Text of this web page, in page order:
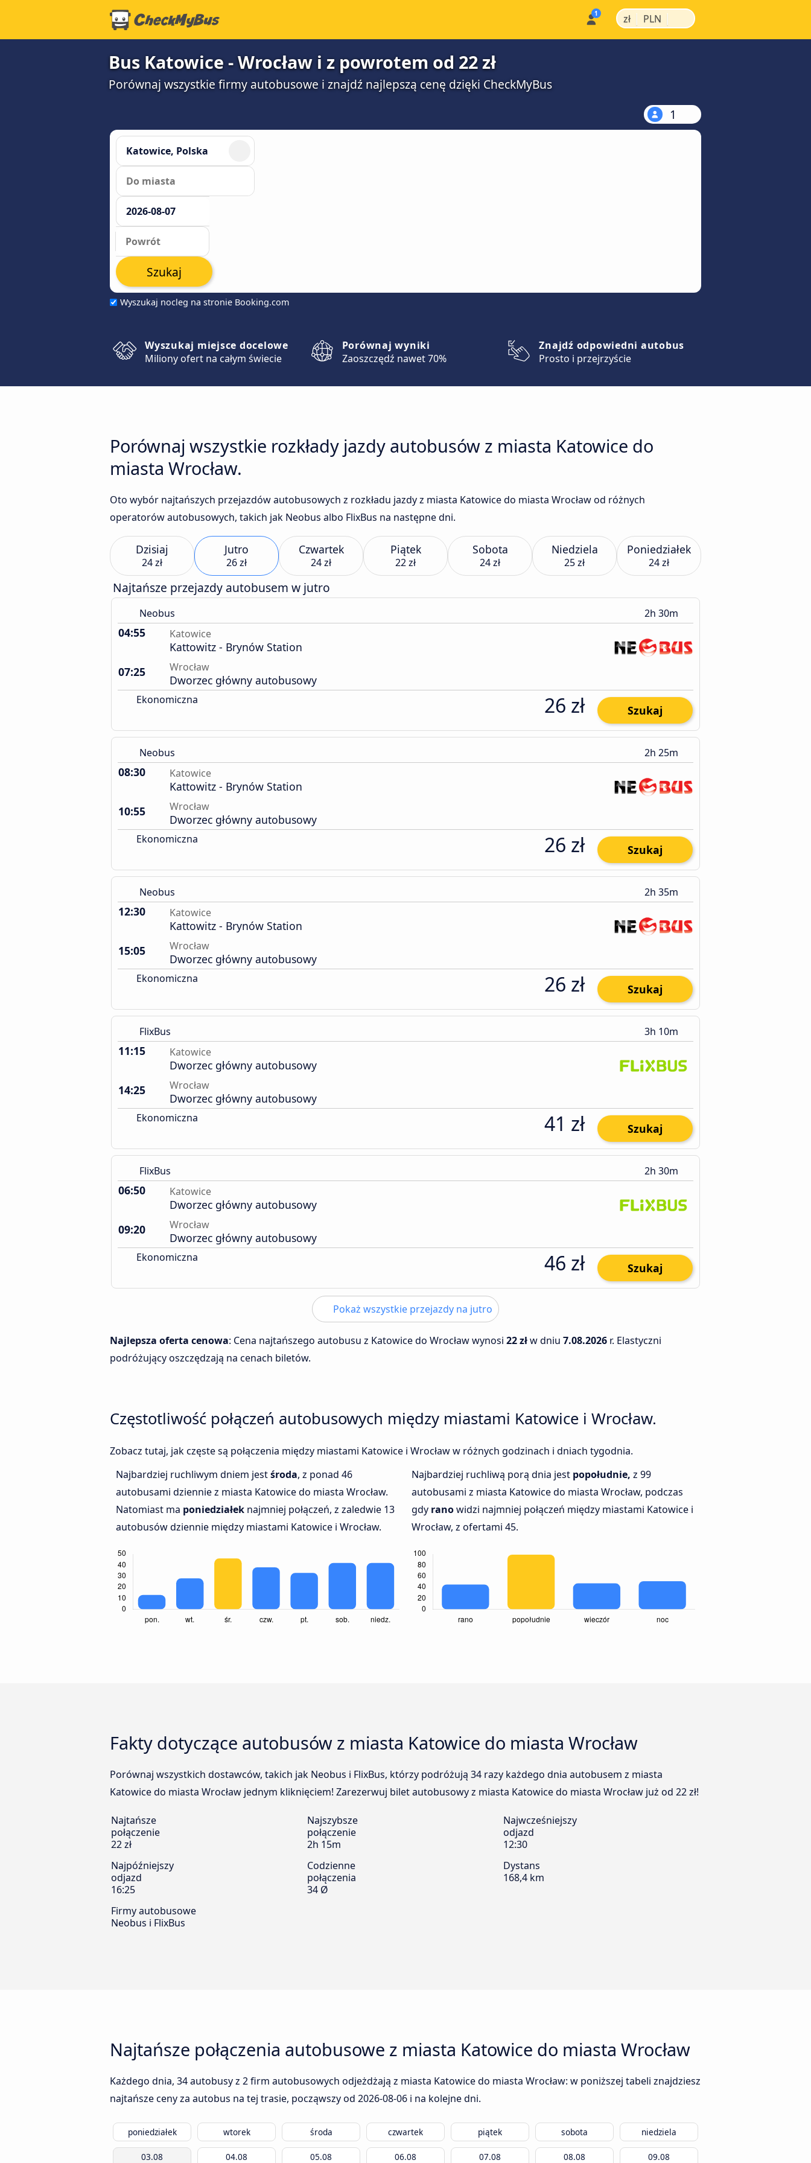
zł | PLN |
Bus Katowice - Wrocław i z powrotem od 22 zł
Porównaj wszystkie firmy autobusowe i znajdź najlepszą cenę dzięki CheckMyBus
1
Wyszukaj nocleg na stronie Booking.com
Szukaj
Wyszukaj miejsce docelowe
Miliony ofert na całym świecie
Porównaj wyniki
Zaoszczędź nawet 70%
Znajdź odpowiedni autobus
Prosto i przejrzyście
Porównaj wszystkie rozkłady jazdy autobusów z miasta Katowice do
miasta Wrocław.
Oto wybór najtańszych przejazdów autobusowych z rozkładu jazdy z miasta Katowice do miasta Wrocław od różnych
operatorów autobusowych, takich jak Neobus albo FlixBus na następne dni.
Dzisiaj
24 zł
Jutro
26 zł
Czwartek
24 zł
Piątek
22 zł
Sobota
24 zł
Niedziela
25 zł
Poniedziałek
24 zł
Najtańsze przejazdy autobusem w jutro
Neobus 2h 30m
04:55 Katowice
Kattowitz - Brynów Station
07:25
Wrocław
Dworzec główny autobusowy
Ekonomiczna 26 zł Szukaj
Neobus 2h 25m
08:30 Katowice
Kattowitz - Brynów Station
10:55
Wrocław
Dworzec główny autobusowy
Ekonomiczna 26 zł Szukaj
Neobus 2h 35m
12:30 Katowice
Kattowitz - Brynów Station
15:05
Wrocław
Dworzec główny autobusowy
Ekonomiczna 26 zł Szukaj
FlixBus 3h 10m
11:15 Katowice
Dworzec główny autobusowy
14:25
Wrocław
Dworzec główny autobusowy
Ekonomiczna 41 zł Szukaj
FlixBus 2h 30m
06:50 Katowice
Dworzec główny autobusowy
09:20
Wrocław
Dworzec główny autobusowy
Ekonomiczna 46 zł Szukaj
Pokaż wszystkie przejazdy na jutro
Najlepsza oferta cenowa: Cena najtańszego autobusu z Katowice do Wrocław wynosi 22 złw dniu 7.08.2026 r. Elastyczni
podróżujący oszczędzają na cenach biletów.
Częstotliwość połączeń autobusowych między miastami Katowice i Wrocław.
Zobacz tutaj, jak częste są połączenia między miastami Katowice i Wrocław w różnych godzinach i dniach tygodnia.
Najbardziej ruchliwym dniem jestśroda, z ponad 46
autobusami dziennie z miasta Katowice do miasta Wrocław.
Natomiast ma poniedziałek najmniej połączeń, z zaledwie 13
autobusów dziennie między miastami Katowice i Wrocław.
Najbardziej ruchliwą porą dnia jest popołudnie, z 99
autobusami z miasta Katowice do miasta Wrocław, podczas
gdy ranowidzi najmniej połączeń między miastami Katowice i
Wrocław, z ofertami 45.
Fakty dotyczące autobusów z miasta Katowice do miasta Wrocław
Porównaj wszystkich dostawców, takich jak Neobus i FlixBus, którzy podróżują 34 razy każdego dnia autobusem z miasta
Katowice do miasta Wrocław jednym kliknięciem! Zarezerwuj bilet autobusowy z miasta Katowice do miasta Wrocław już od 22 zł!
Najtańsze
połączenie
22 zł
Najszybsze
połączenie
2h 15m
Najwcześniejszy
odjazd
12:30
Najpóźniejszy
odjazd
16:25
Codzienne
połączenia
34 Ø
Dystans
168,4 km
Firmy autobusowe
Neobus i FlixBus
Najtańsze połączenia autobusowe z miasta Katowice do miasta Wrocław
Każdego dnia, 34 autobusy z 2 firm autobusowych odjeżdżają z miasta Katowice do miasta Wrocław: w poniższej tabeli znajdziesz
najtańsze ceny za autobus na tej trasie, począwszy od 2026-08-06 i na kolejne dni.
poniedziałek wtorek środa czwartek piątek sobota niedziela
03.08 04.08 05.08 06.08 07.08 08.08 09.08